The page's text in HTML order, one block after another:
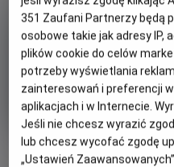
FILM POLSKI
OBSERWUJ
Kleks i
Gatunek
Fantasy /
lat
Czas
trwania
116 min
i
351 Zaufani Partnerzy będą
osobowe takie jak adresy IP,
plików cookie do celów
potrzeby wyświetlania
zainteresowań i preferencji
aplikacjach i w Internecie.
Jeśli nie chcesz wyrazić
lub chcesz wycofać zgodę
„Ustawień